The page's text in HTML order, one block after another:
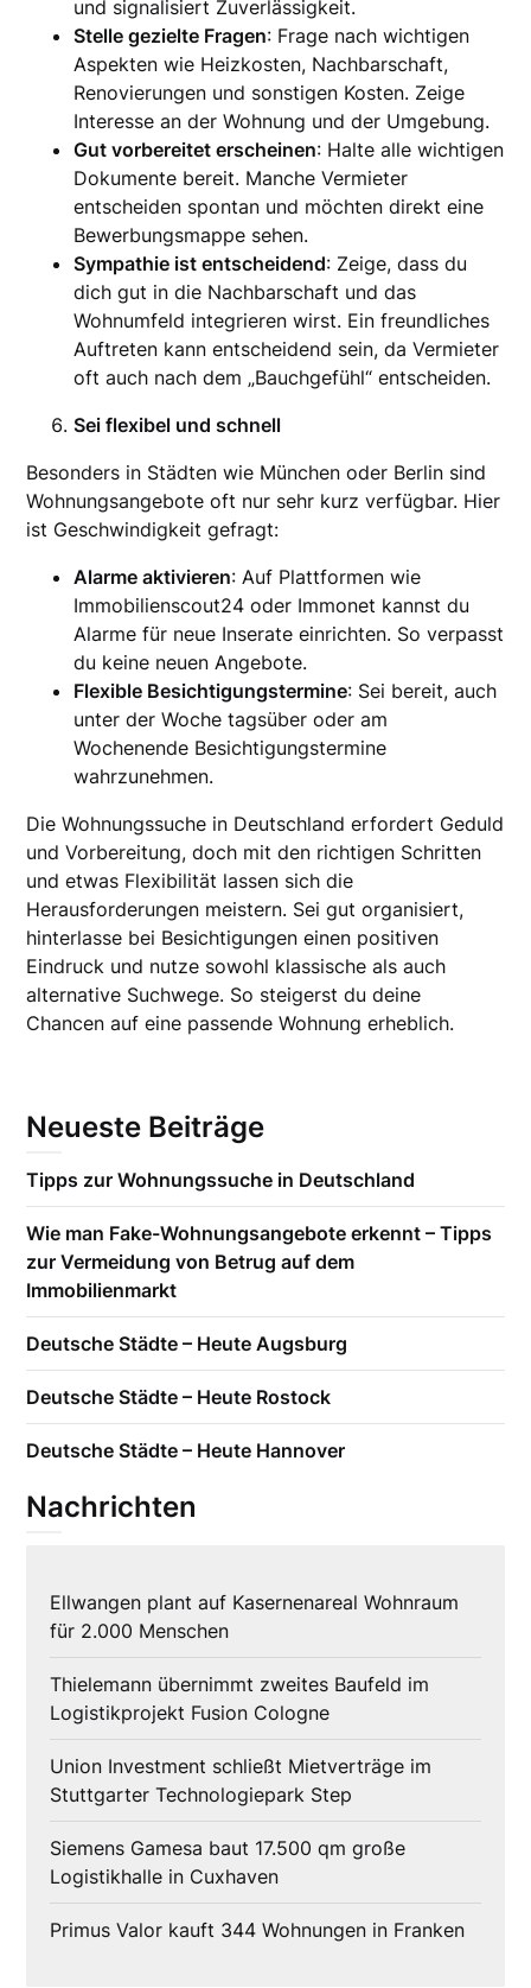
und signalisiert Zuverlässigkeit.
Stelle gezielte Fragen: Frage nach wichtigen
Aspekten wie Heizkosten, Nachbarschaft,
Renovierungen und sonstigen Kosten. Zeige
Interesse an der Wohnung und der Umgebung.
Gut vorbereitet erscheinen: Halte alle wichtigen
Dokumente bereit. Manche Vermieter
entscheiden spontan und möchten direkt eine
Bewerbungsmappe sehen.
Sympathie ist entscheidend: Zeige, dass du
dich gut in die Nachbarschaft und das
Wohnumfeld integrieren wirst. Ein freundliches
Auftreten kann entscheidend sein, da Vermieter
oft auch nach dem „Bauchgefühl“ entscheiden.
Sei flexibel und schnell
Besonders in Städten wie München oder Berlin sind
Wohnungsangebote oft nur sehr kurz verfügbar. Hier
ist Geschwindigkeit gefragt:
Alarme aktivieren: Auf Plattformen wie
Immobilienscout24 oder Immonet kannst du
Alarme für neue Inserate einrichten. So verpasst
du keine neuen Angebote.
Flexible Besichtigungstermine: Sei bereit, auch
unter der Woche tagsüber oder am
Wochenende Besichtigungstermine
wahrzunehmen.
Die Wohnungssuche in Deutschland erfordert Geduld
und Vorbereitung, doch mit den richtigen Schritten
und etwas Flexibilität lassen sich die
Herausforderungen meistern. Sei gut organisiert,
hinterlasse bei Besichtigungen einen positiven
Eindruck und nutze sowohl klassische als auch
alternative Suchwege. So steigerst du deine
Chancen auf eine passende Wohnung erheblich.
Neueste Beiträge
Tipps zur Wohnungssuche in Deutschland
Wie man Fake-Wohnungsangebote erkennt – Tipps
zur Vermeidung von Betrug auf dem
Immobilienmarkt
Deutsche Städte – Heute Augsburg
Deutsche Städte – Heute Rostock
Deutsche Städte – Heute Hannover
Nachrichten
Ellwangen plant auf Kasernenareal Wohnraum
für 2.000 Menschen
Thielemann übernimmt zweites Baufeld im
Logistikprojekt Fusion Cologne
Union Investment schließt Mietverträge im
Stuttgarter Technologiepark Step
Siemens Gamesa baut 17.500 qm große
Logistikhalle in Cuxhaven
Primus Valor kauft 344 Wohnungen in Franken